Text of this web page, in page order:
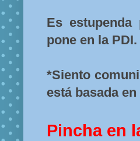
Es
pone en la PDI.
*Siento
está basada
Pincha en